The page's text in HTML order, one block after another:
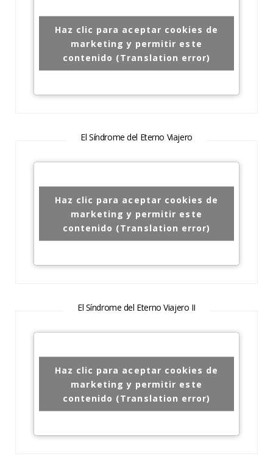
Haz clic para aceptar cookies de
marketing y permitir este
contenido (Translation error)
El Síndrome del Eterno Viajero
Haz clic para aceptar cookies de
marketing y permitir este
contenido (Translation error)
El Síndrome del Eterno Viajero II
Haz clic para aceptar cookies de
marketing y permitir este
contenido (Translation error)